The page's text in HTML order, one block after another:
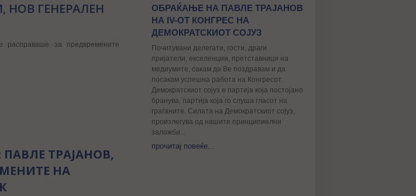
ГЕНЕРАЛЕН
расправаше за предвремените
ПАВЛЕ ТРАЈАНОВ,
НА
ОБРАЌАЊЕ НА ПАВЛЕ ТРАЈАНОВ
НА IV-ОТ КОНГРЕС НА
ДЕМОКРАТСКИОТ СОЈУЗ
Почитувани делегати, гости, драги
пријатели, екселенции, претставници на
медиумите, сакам да Ве поздравам и да
посакам успешна работа на Конгресот.
Демократскиот сојуз е партија која постојано
бранува, партија која го слуша гласот на
граѓаните. Силата на Демократскиот сојуз,
произлегува од нашите принципиелни
заложби...
прочитај повеќе...